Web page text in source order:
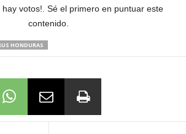
hay votos!. Sé el primero en puntuar este
contenido.
HONDURAS